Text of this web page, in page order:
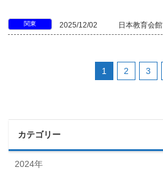
関東 2025/12/02 日本教育会館
1 2 3
カテゴリー
2024年